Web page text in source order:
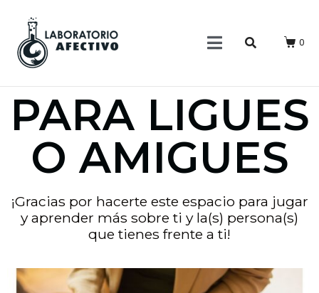
0
PARA LIGUES
O AMIGUES
¡Gracias por hacerte este espacio para jugar
y aprender más sobre ti y la(s) persona(s)
que tienes frente a ti!